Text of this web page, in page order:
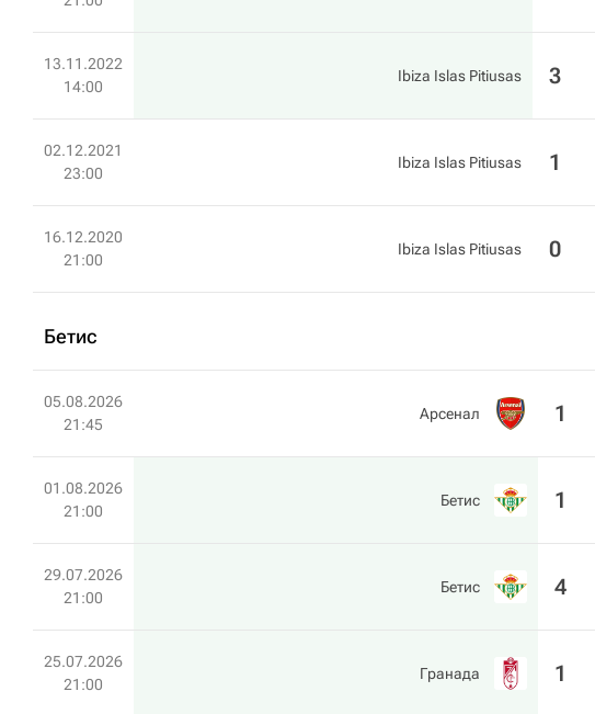
13.11.2022
14:00
Ibiza Islas Pitiusas 3
02.12.2021
23:00
Ibiza Islas Pitiusas 1
16.12.2020
21:00
Ibiza Islas Pitiusas 0
Бетис
05.08.2026
21:45
Арсенал 1
01.08.2026
21:00
Бетис 1
29.07.2026
21:00
Бетис 4
25.07.2026
21:00
Гранада 1